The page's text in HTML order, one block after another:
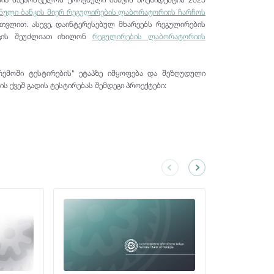
ლიკვიდობის მიწოდების დამატებითი
ინსტრუმენტები
გირაოს სახეობები
მეთოდოლოგია
პროვაიდერები
კონკურენციის პოლიტიკა
ეროვნული ბანკის გადაწყვეტილებები
კვლევები და მიმოხილვები
ბანკის მიერ რეგულირების ლაბორატორიის ჩარჩოს
ასევე, დაინტერესებულ მხარეებს რეგულირების
შეუძლიათ იხილონრეგულირების ლაბორატორიის
ტესტირების" ეტაპზე იმყოფება და შეზღუდული
გადის ტესტირებას შემდეგი პროექტები: